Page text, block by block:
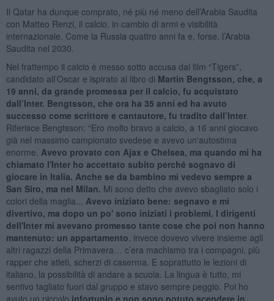
Il Qatar ha dunque comprato, né più né meno dell’Arabia Saudita
con Matteo Renzi, il calcio, in cambio di armi e visibilità
internazionale. Come la Russia quattro anni fa e, forse, l’Arabia
Saudita nel 2030.
Nel frattempo il calcio è messo sotto accusa dal film “Tigers”,
candidato all’Oscar e ispirato al libro di Martin Bengtsson, che, a
19 anni, da grande promessa per il calcio, fu acquistato
dall’Inter. Bengtsson, che ora ha 35 anni ed ha avuto
successo come scrittore e cantautore, fu tradito dall’Inter.
Riferisce Bengtsson: “Ero molto bravo a calcio, a 16 anni giocavo
già nel massimo campionato svedese e avevo un'autostima
enorme. Avevo provato con Ajax e Chelsea, ma quando mi ha
chiamato l'Inter ho accettato subito perché sognavo di
giocare in Italia. Anche se da bambino mi vedevo sempre a
San Siro, ma nel Milan. Mi sono detto che avevo sbagliato solo i
colori della maglia... Avevo iniziato bene: segnavo e mi
divertivo, ma dopo un po' sono iniziati i problemi. I dirigenti
dell'Inter mi avevano promesso tante cose che poi non hanno
mantenuto: un appartamento , invece dovevo vivere insieme agli
altri ragazzi della Primavera… c’era machismo tra i compagni, più
rapper che atleti, scherzi di caserma. E soprattutto le lezioni di
italiano, la possibilità di andare a scuola. La lingua è tutto, mi
sentivo tagliato fuori dal gruppo e stavo sempre peggio. Poi ho
avuto un piccolo infortunio e non sono potuto scendere in